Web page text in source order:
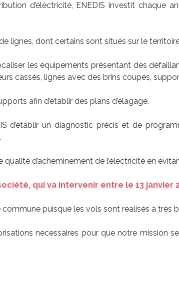
d’électricité, ENEDIS investit chaque
lignes, dont certains sont situés sur le
les équipements présentant des
cassés, lignes avec des brins coupés,
afin d’établir des plans d’élagage.
d’établir un diagnostic précis et de
d’acheminement de l’électricité en
qui va intervenir entre le 13 janvier
puisque les vols sont réalisés à très
nécessaires pour que notre mission